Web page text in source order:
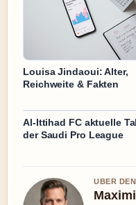
Louisa Jindaoui: Alter,
Reichweite & Fakten
Al-Ittihad FC aktuelle
der Saudi Pro League
UBER